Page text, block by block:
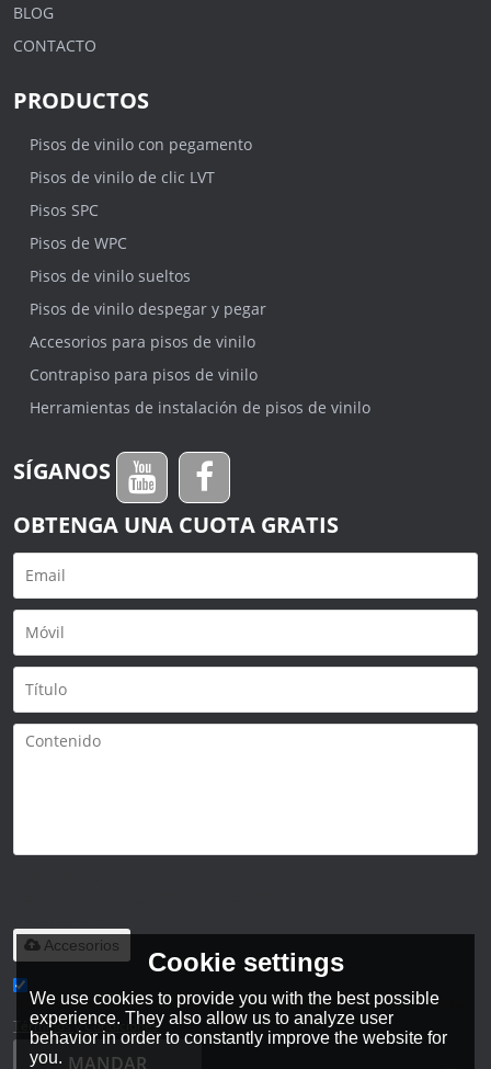
BLOG
CONTACTO
PRODUCTOS
Pisos de vinilo con pegamento
Pisos de vinilo de clic LVT
Pisos SPC
Pisos de WPC
Pisos de vinilo sueltos
Pisos de vinilo despegar y pegar
Accesorios para pisos de vinilo
Contrapiso para pisos de vinilo
Herramientas de instalación de pisos de vinilo
SÍGANOS
OBTENGA UNA CUOTA GRATIS
Accesorios
He leido y acepto los Términos y Condiciones de este servicio,
Términos y Condiciones
MANDAR
Cookie settings
We use cookies to provide you with the best possible
experience. They also allow us to analyze user
behavior in order to constantly improve the website for
you.